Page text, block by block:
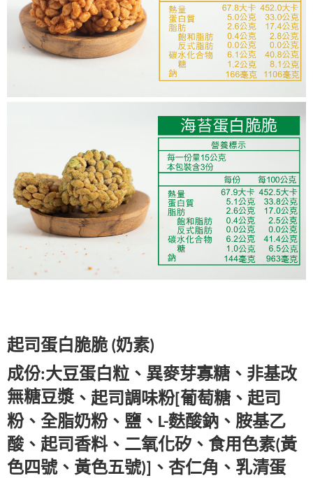
起司蛋白脆脆 (奶素)
成份:大豆蛋白粒、異麥芽寡糖、非基改
無糖豆漿、起司調味粉[葡萄糖、起司
粉、全脂奶粉、鹽、L-麩酸鈉、胺基乙
酸 、起司香料、二氧化矽、食用色素(黃
色四號、黃色五號)]、杏仁角 、乳清蛋